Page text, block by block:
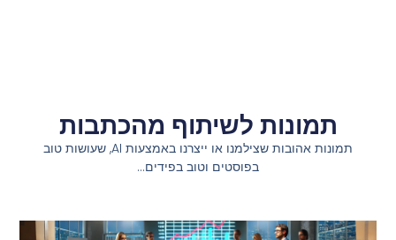
תמונות לשיתוף מהכתבות
תמונות אהובות שצילמנו או ייצרנו באמצעות AI, שעושות טוב
בפוסטים וטוב בפידים…